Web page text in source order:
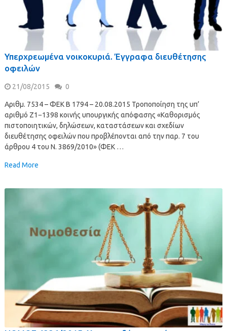
Υπερχρεωμένα νοικοκυριά. Έγγραφα διευθέτησης
οφειλών
21/08/2015 0
Αριθμ. 7534 – ΦΕΚ B 1794 – 20.08.2015 Τροποποίηση της υπ’
αριθμό Ζ1−1398 κοινής υπουργικής απόφασης «Καθορισμός
πιστοποιητικών, δηλώσεων, καταστάσεων και σχεδίων
διευθέτησης οφειλών που προβλέπονται από την παρ. 7 του
άρθρου 4 του Ν. 3869/2010» (ΦΕΚ …
Read More